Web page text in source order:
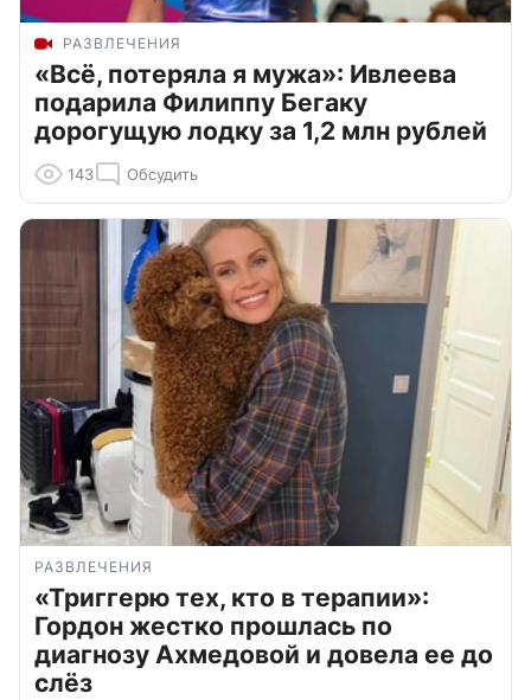
РАЗВЛЕЧЕНИЯ
«Всё, потеряла я мужа»: Ивлеева
подарила Филиппу Бегаку
дорогущую лодку за 1,2 млн рублей
143 Обсудить
РАЗВЛЕЧЕНИЯ
«Триггерю тех, кто в терапии»:
Гордон жестко прошлась по
диагнозу Ахмедовой и довела ее до
слёз